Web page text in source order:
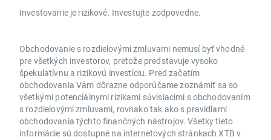
Investovanie je rizikové. Investujte zodpovedne.
Obchodovanie s rozdielovými zmluvami nemusí byť vhodné
pre všetkých investorov, pretože predstavuje vysoko
špekulatívnu a rizikovú investíciu. Pred začatím
obchodovania Vám dôrazne odporúčame zoznámiť sa so
všetkými potenciálnymi rizikami súvisiacimi s obchodovaním
s rozdielovými zmluvami, rovnako tak ako s pravidlami
obchodovania týchto finančných nástrojov. Všetky tieto
informácie sú dostupné na internetových stránkach XTB v